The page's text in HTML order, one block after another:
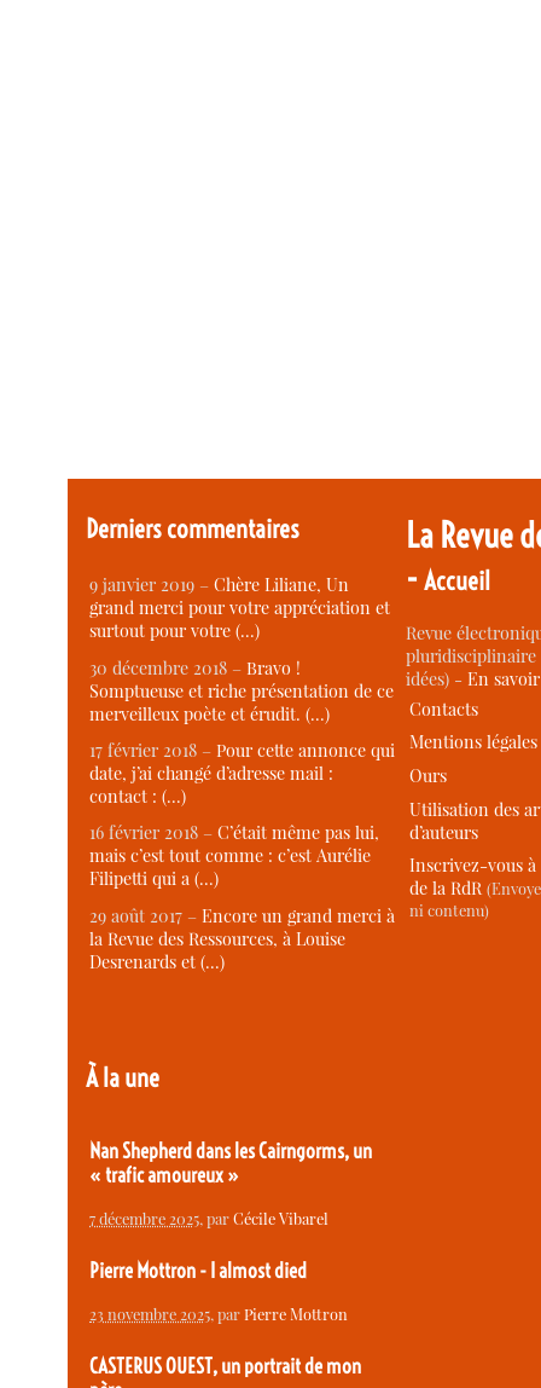
Derniers commentaires
9 janvier 2019 –Chère Liliane, Un
grand merci pour votre appréciation et
surtout pour votre (…)
30 décembre 2018 –Bravo !
Somptueuse et riche présentation de ce
merveilleux poète et érudit. (…)
17 février 2018 –Pour cette annonce qui
date, j’ai changé d’adresse mail :
contact : (…)
16 février 2018 –C’était même pas lui,
mais c’est tout comme : c’est Aurélie
Filipetti qui a (…)
29 août 2017 –Encore un grand merci à
la Revue des Ressources, à Louise
Desrenards et (…)
À la une
Nan Shepherd dans les Cairngorms, un
« trafic amoureux »
7 décembre 2025, parCécile Vibarel
Pierre Mottron - I almost died
23 novembre 2025, parPierre Mottron
CASTERUS OUEST, un portrait de mon
La Revue
-Accueil
Revue
idées) -En
Contacts
Mentions légales
Ours
Utilisation des
d’auteurs
Inscrivez-vous
de la RdR
ni contenu)